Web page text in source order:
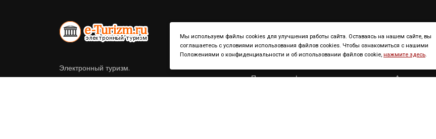
Электронный туризм.
Полезная информация
Америка
Мы используем файлы cookies для улучшения работы сайта. Оставаясь на нашем сайте, вы
соглашаетесь с условиями использования файлов cookies. Чтобы ознакомиться с нашими
Положениями о конфиденциальности и об использовании файлов cookie, нажмите здесь.